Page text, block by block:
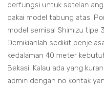
berfungsi untuk setelan
pakai model tabung atas.
model semisal Shimizu tipe
Demikianlah sedikit
kedalaman 40 meter
Bekasi. Kalau ada yang
admin dengan no kontak